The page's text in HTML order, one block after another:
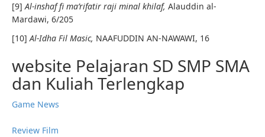
[9]Al-inshaf fi ma’rifatir raji minal khilaf, Alauddin al-
Mardawi, 6/205
[10]Al-Idha Fil Masic, NAAFUDDIN AN-NAWAWI, 16
website Pelajaran SD SMP SMA
dan Kuliah Terlengkap
Game News
Review Film